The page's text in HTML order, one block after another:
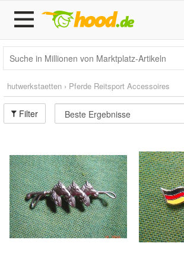
hutwerkstaetten › Pferde Reitsport Accessoires
Filter